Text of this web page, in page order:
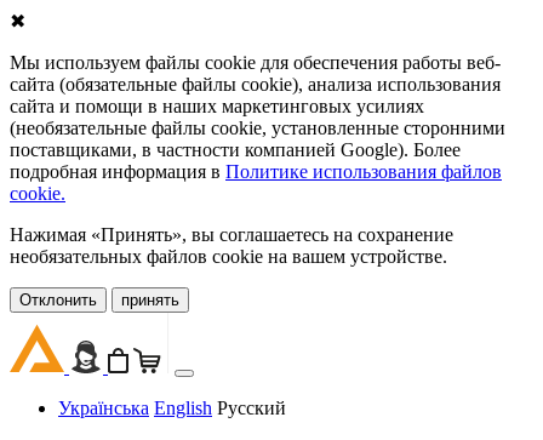
✖
Мы используем файлы cookie для обеспечения работы веб-
сайта (обязательные файлы cookie), анализа использования
сайта и помощи в наших маркетинговых усилиях
(необязательные файлы cookie, установленные сторонними
поставщиками, в частности компанией Google). Более
подробная информация в Политике использования файлов
cookie.
Нажимая «Принять», вы соглашаетесь на сохранение
необязательных файлов cookie на вашем устройстве.
Oтклонить принять
Українська English Русский